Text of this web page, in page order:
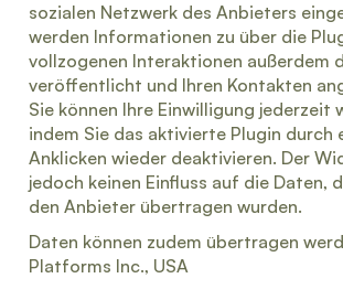
sozialen Netzwerk des Anbieters
werden Informationen zu über die
vollzogenen Interaktionen außerdem
veröffentlicht und Ihren Kontakten
Sie können Ihre Einwilligung jederzeit
indem Sie das aktivierte Plugin durch
Anklicken wieder deaktivieren. Der
jedoch keinen Einfluss auf die Daten,
den Anbieter übertragen wurden.
Daten können zudem übertragen
Platforms Inc., USA